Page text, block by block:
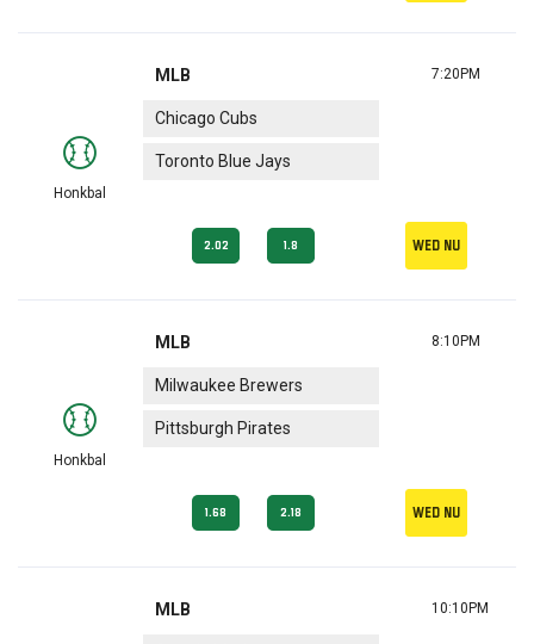
Honkbal
MLB
Chicago Cubs
Toronto Blue Jays
7:20PM
2.02 1.8 Wed nu
Honkbal
MLB
Milwaukee Brewers
Pittsburgh Pirates
8:10PM
1.68 2.18 Wed nu
MLB 10:10PM